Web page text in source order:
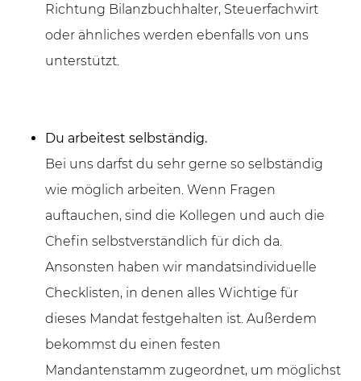
Richtung Bilanzbuchhalter, Steuerfachwirt
oder ähnliches werden ebenfalls von uns
unterstützt.
Du arbeitest selbständig.
Bei uns darfst du sehr gerne so selbständig
wie möglich arbeiten. Wenn Fragen
auftauchen, sind die Kollegen und auch die
Chefin selbstverständlich für dich da.
Ansonsten haben wir mandatsindividuelle
Checklisten, in denen alles Wichtige für
dieses Mandat festgehalten ist. Außerdem
bekommst du einen festen
Mandantenstamm zugeordnet, um möglichst